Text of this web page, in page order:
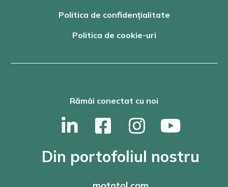
Politica de confidențialitate
Politica de cookie-uri
Rămâi conectat cu noi
Din portofoliul nostru